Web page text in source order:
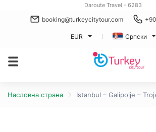
Daroute Travel - 6283
booking@turkeycitytour.com
EUR Српски
Насловна страна Istanbul – Galipolje –